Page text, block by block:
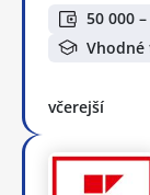
50 000
včerejší